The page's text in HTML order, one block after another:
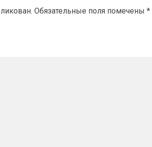
Обязательные поля помечены *